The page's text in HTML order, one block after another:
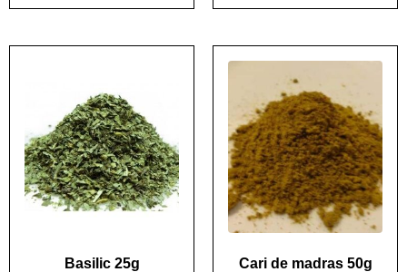
Basilic 25g Cari de madras 50g